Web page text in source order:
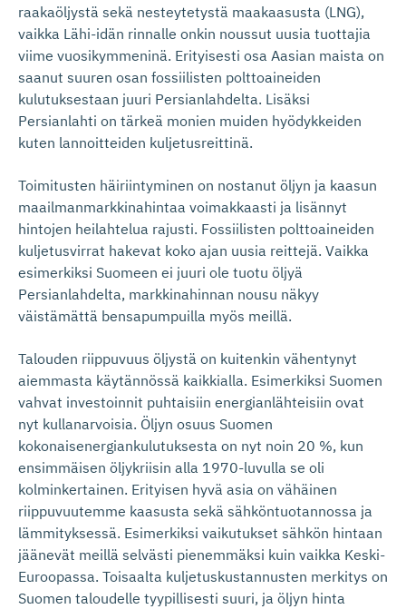
raakaöljystä sekä nesteytetystä maakaasusta (LNG),
vaikka Lähi-idän rinnalle onkin noussut uusia tuottajia
viime vuosikymmeninä. Erityisesti osa Aasian maista on
saanut suuren osan fossiilisten polttoaineiden
kulutuksestaan juuri Persianlahdelta. Lisäksi
Persianlahti on tärkeä monien muiden hyödykkeiden
kuten lannoitteiden kuljetusreittinä.
Toimitusten häiriintyminen on nostanut öljyn ja kaasun
maailmanmarkkinahintaa voimakkaasti ja lisännyt
hintojen heilahtelua rajusti. Fossiilisten polttoaineiden
kuljetusvirrat hakevat koko ajan uusia reittejä. Vaikka
esimerkiksi Suomeen ei juuri ole tuotu öljyä
Persianlahdelta, markkinahinnan nousu näkyy
väistämättä bensapumpuilla myös meillä.
Talouden riippuvuus öljystä on kuitenkin vähentynyt
aiemmasta käytännössä kaikkialla. Esimerkiksi Suomen
vahvat investoinnit puhtaisiin energianlähteisiin ovat
nyt kullanarvoisia. Öljyn osuus Suomen
kokonaisenergiankulutuksesta on nyt noin 20 %, kun
ensimmäisen öljykriisin alla 1970-luvulla se oli
kolminkertainen. Erityisen hyvä asia on vähäinen
riippuvuutemme kaasusta sekä sähköntuotannossa ja
lämmityksessä. Esimerkiksi vaikutukset sähkön hintaan
jäänevät meillä selvästi pienemmäksi kuin vaikka Keski-
Euroopassa. Toisaalta kuljetuskustannusten merkitys on
Suomen taloudelle tyypillisesti suuri, ja öljyn hinta